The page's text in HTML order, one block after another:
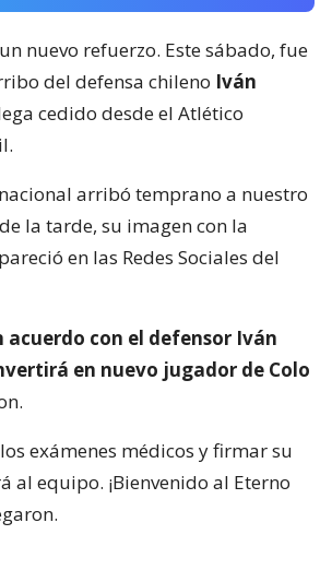
nuevo refuerzo. Este sábado, fue
del defensa chileno Iván
cedido desde el Atlético
arribó temprano a nuestro
la tarde, su imagen con la
en las Redes Sociales del
acuerdo con el defensor Iván
en nuevo jugador de Colo
exámenes médicos y firmar su
al equipo. ¡Bienvenido al Eterno